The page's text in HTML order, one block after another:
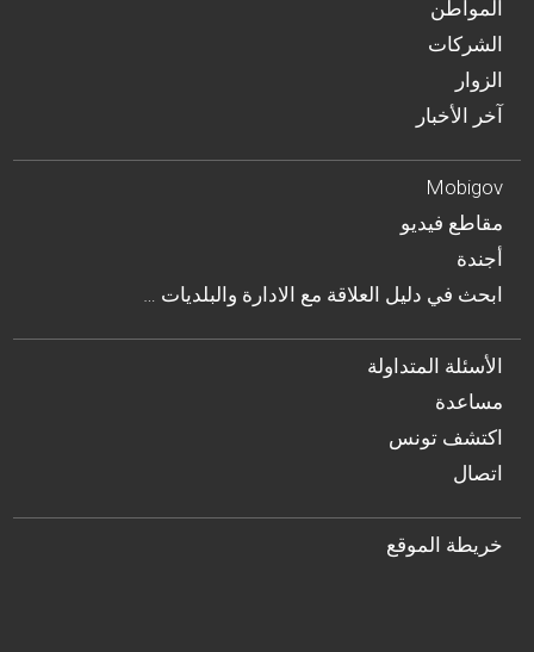
المواطن
الشركات
الزوار
آخر الأخبار
Mobigov
مقاطع فيديو
أجندة
… ابحث في دليل العلاقة مع الادارة والبلديات
الأسئلة المتداولة
مساعدة
اكتشف تونس
اتصال
خريطة الموقع